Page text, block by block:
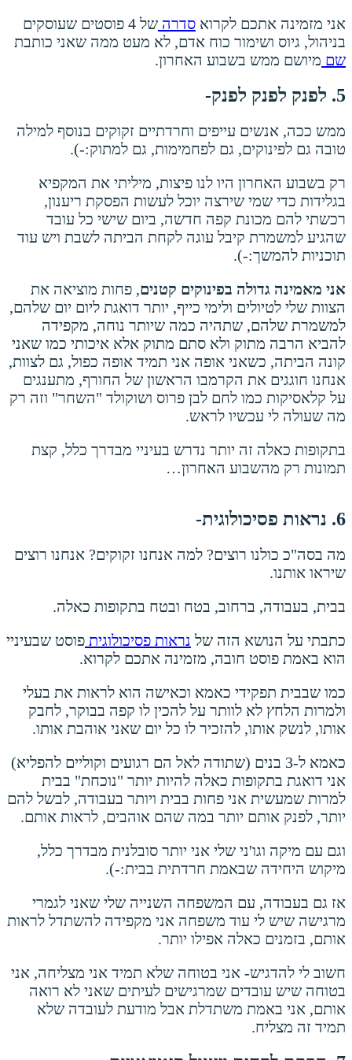
אני מזמינה אתכם לקרוא סדרה
של 4 פוסטים שעוסקים
בניהול, גיוס ושימור כוח אדם, לא מעט ממה שאני כותבת
שם מיושם ממש בשבוע האחרון.
5. לפנק לפנק לפנק-
ממש ככה, אנשים עייפים וחרדתיים זקוקים בנוסף למילה
טובה גם לפינוקים, גם לפחמימות, גם למתוק:-).
רק בשבוע האחרון היו לנו פיצות, מיליתי את המקפיא
בגלידות כדי שמי שירצה יוכל לעשות הפסקת ריענון,
רכשתי להם מכונת קפה חדשה, ביום שישי כל עובד
שהגיע למשמרת קיבל עוגה לקחת הביתה לשבת ויש עוד
תוכניות להמשך:-).
אני מאמינה גדולה בפינוקים קטנים, פחות מוציאה את
הצוות שלי לטיולים ולימי כייף, יותר דואגת ליום יום שלהם,
למשמרת שלהם, שתהיה כמה שיותר נוחה, מקפידה
להביא הרבה מתוק ולא סתם מתוק אלא איכותי כמו שאני
קונה הביתה, כשאני אופה אני תמיד אופה כפול, גם לצוות,
אנחנו חוגגים את הקרמבו הראשון של החורף, מתענגים
על קלאסיקות כמו לחם לבן פרוס ושוקולד "השחר" וזה רק
מה שעולה לי עכשיו לראש.
בתקופות כאלה זה יותר נדרש בעיניי מבדרך כלל, קצת
תמונות רק מהשבוע האחרון…
6. נראות פסיכולוגית-
מה בסה"כ כולנו רוצים? למה אנחנו זקוקים? אנחנו רוצים
שיראו אותנו.
בבית, בעבודה, ברחוב, בטח ובטח בתקופות כאלה.
כתבתי על הנושא הזה של נראות פסיכולוגית פוסט שבעיניי
הוא באמת פוסט חובה, מזמינה אתכם לקרוא.
כמו שבבית תפקידי כאמא וכאישה הוא לראות את בעלי
ולמרות הלחץ לא לוותר על להכין לו קפה בבוקר, לחבק
אותו, לנשק אותו, להזכיר לו כל יום שאני אוהבת אותו.
כאמא ל-3 בנים (שתודה לאל הם רגועים וקוליים להפליא)
אני דואגת בתקופות כאלה להיות יותר "נוכחת" בבית
למרות שמעשית אני פחות בבית ויותר בעבודה, לבשל להם
יותר, לפנק אותם יותר במה שהם אוהבים, לראות אותם.
וגם עם מיקה וגו'ני שלי אני יותר סובלנית מבדרך כלל,
מיקוש היחידה שבאמת חרדתית בבית:-).
אז גם בעבודה, עם המשפחה השנייה שלי שאני לגמרי
מרגישה שיש לי עוד משפחה אני מקפידה להשתדל לראות
אותם, בזמנים כאלה אפילו יותר.
חשוב לי להדגיש- אני בטוחה שלא תמיד אני מצליחה, אני
בטוחה שיש עובדים שמרגישים לעיתים שאני לא רואה
אותם, אני באמת משתדלת אבל מודעת לעובדה שלא
תמיד זה מצליח.